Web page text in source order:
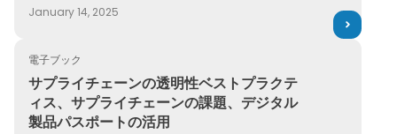
January 14, 2025
電子ブック
サプライチェーンの透明性ベストプラクテ
ィス、サプライチェーンの課題、デジタル
製品パスポートの活用
サプライチェーンの透明性ベストプラクティス、サプラ